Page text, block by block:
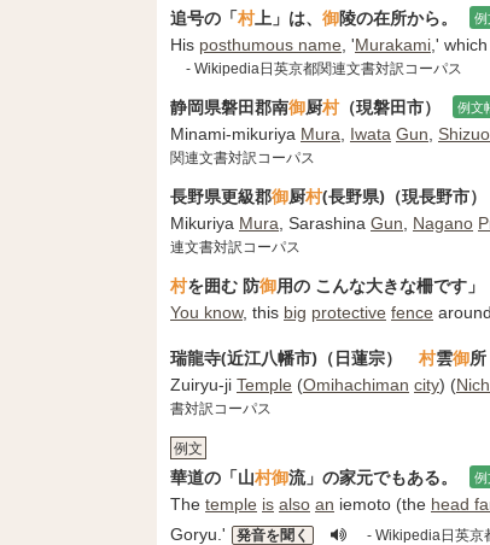
追号の「村上」は、 御陵の在所から。
His posthumous name , 'Murakami ,' which
- Wikipedia日英京都関連文書対訳コーパス
静岡県磐田郡南御厨村（現磐田市） 例文
Minami-mikuriya Mura Iwata Gun
関連文書対訳コーパス
長野県更級郡御厨村(長野県)（現長野市）
Mikuriya Mura , Sarashina Gun Nagano
連文書対訳コーパス
村を囲む 防御用の こんな大きな柵です」
You know, this big protective fence
瑞龍寺(近江八幡市)（日蓮宗） 村雲御所
Zuiryu-ji Temple (Omihachiman city) (
書対訳コーパス
例文
華道の「山村御流」の家元でもある。
The temple is also an iemoto (the head
Goryu.'
発音を聞く - Wikipedia日英京